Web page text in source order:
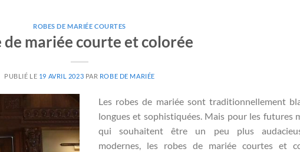
ROBES DE MARIÉE COURTES
de mariée courte et colorée
PUBLIÉ LE 19 AVRIL 2023 PAR ROBE DE MARIÉE
Les robes de mariée sont traditionnellement
longues et sophistiquées. Mais pour les futures
qui souhaitent être un peu plus
modernes, les robes de mariée courtes et